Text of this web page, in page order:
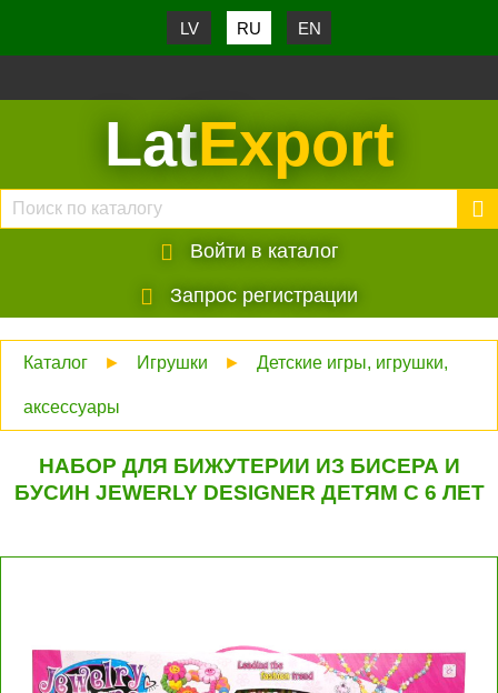
LV RU EN
LatExport
Войти в каталог
Запрос регистрации
Каталог ► Игрушки ► Детские игры, игрушки,
аксессуары
НАБОР ДЛЯ БИЖУТЕРИИ ИЗ БИСЕРА И
БУСИН JEWERLY DESIGNER ДЕТЯМ С 6 ЛЕТ